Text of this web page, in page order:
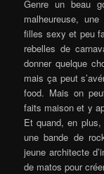
Genre un beau
malheureuse,
filles sexy et peu
rebelles de
donner quelque
mais ça peut
food. Mais on
faits maison et y
Et quand, en plus,
une bande de
jeune architecte
de matos pour